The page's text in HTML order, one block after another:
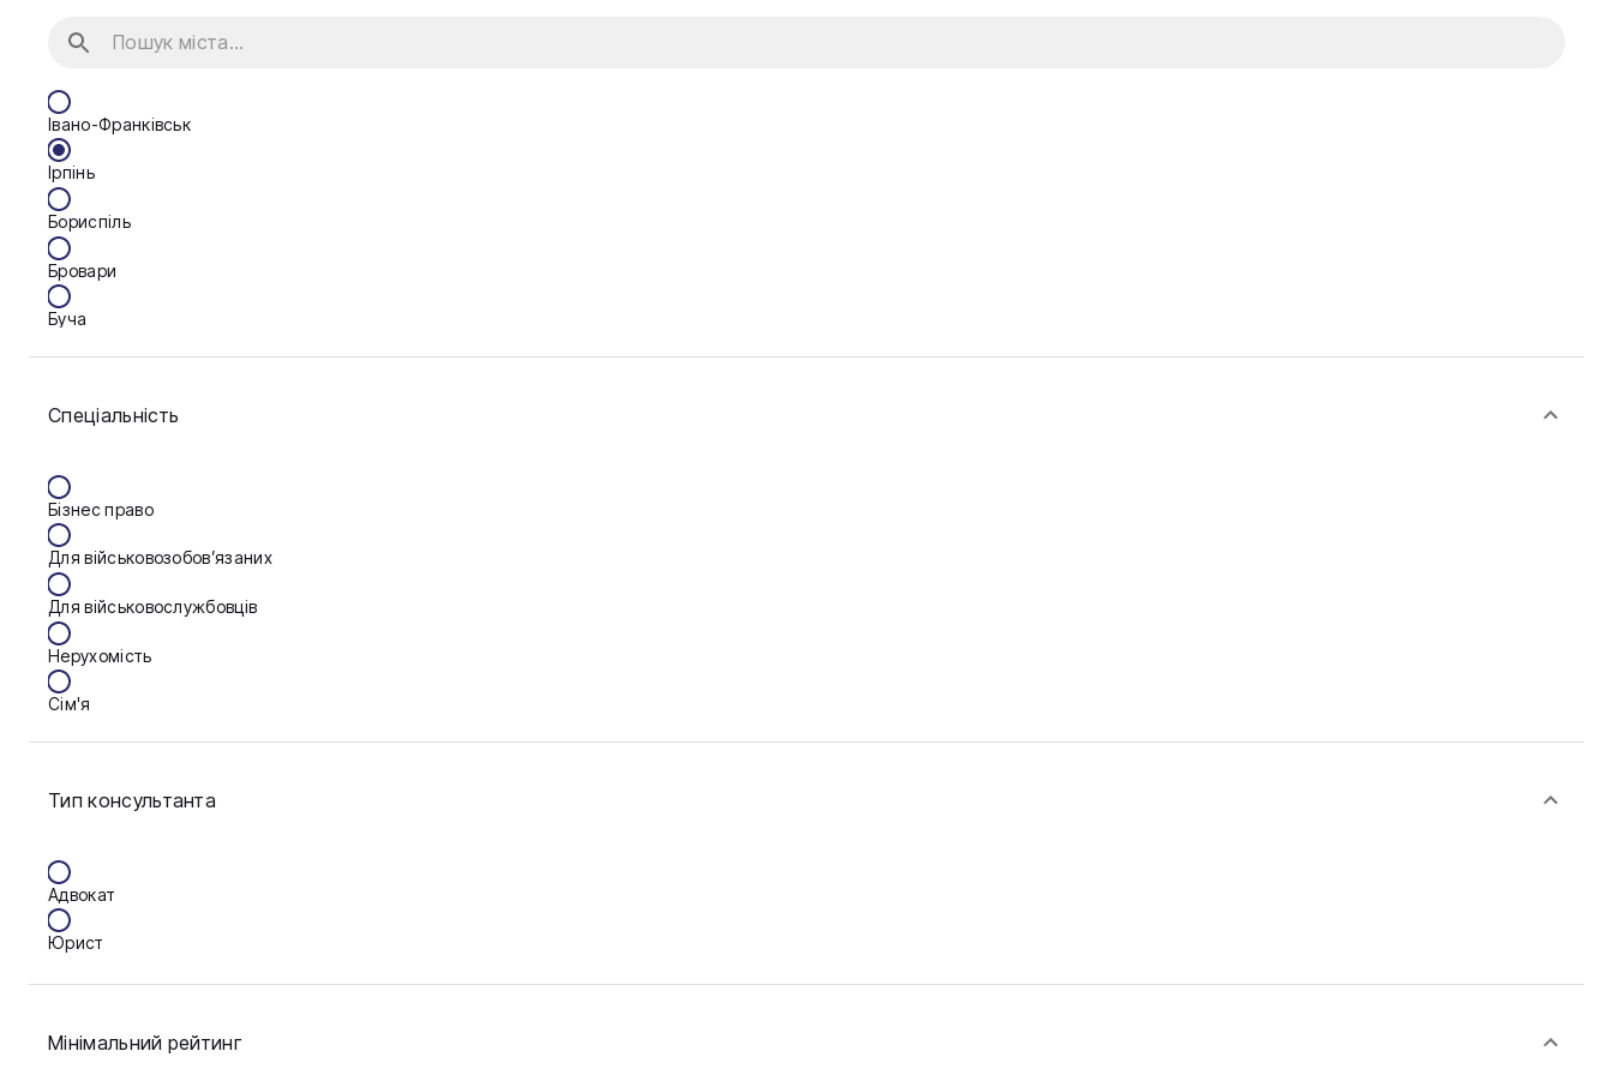
Івано-Франківськ
Ірпінь
Бориспіль
Бровари
Буча
Васильків
Дніпро
Запоріжжя
Калуш
Кам'янське
Ковель
Краматорськ
Кривий Ріг
Кропивницький
Миколаїв
Спеціальність
Бізнес право
Для військовозобов’язаних
Для військовослужбовців
Нерухомість
Сім'я
Тип консультанта
Адвокат
Юрист
Мінімальний рейтинг